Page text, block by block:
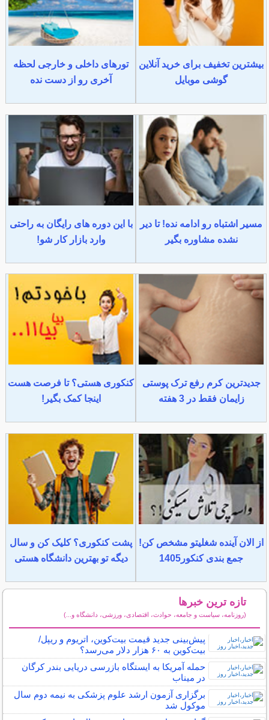
بیشترین تخفیف برای خرید آنلاین
گوشی موبایل
تورهای داخلی و خارجی لحظه
آخری رو از دست نده
مسیر اشتباه رو ادامه نده! تا دیر
نشده مشاوره بگیر
با این دوره های رایگان به راحتی
وارد بازار کار شو!
جدیدترین کرم رفع ترک پوستی
زایمان فقط در 3 هفته
کنکوری هستی؟ تا فرصت هست
اینجا کمک بگیر!
از الان آینده شغلیتو مشخص کن!
جمع بندی کنکور1405
پشت کنکوری؟ کلیک کن و سال
دیگه تو بهترین دانشگاه هستی
تازه ترین خبرها
(روزنامه، سیاست و جامعه، حوادث، اقتصادی، ورزشی، دانشگاه و...)
پیش‌بینی جدید قیمت بیت‌کوین، اتریوم و ریپل/
بیت‌کوین به ۶۰ هزار دلار می‌رسد؟
حمله آمریکا به ایستگاه بازرسی دریایی بندر کرگان
در میناب
برگزاری آزمون ارشد علوم پزشکی به نیمه دوم سال
موکول شد